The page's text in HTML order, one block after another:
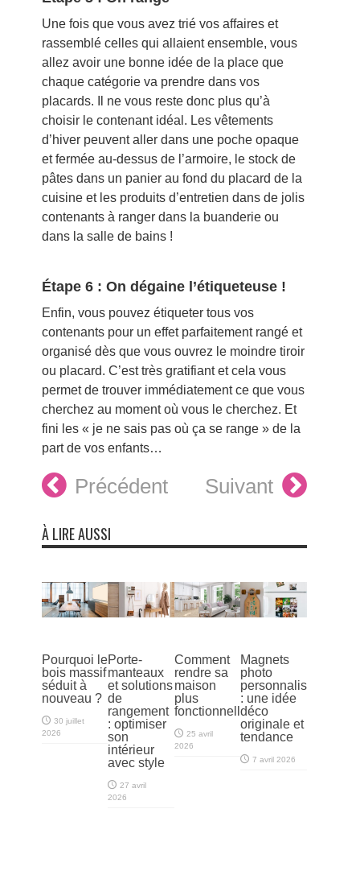
Une fois que vous avez trié vos affaires et
rassemblé celles qui allaient ensemble, vous
allez avoir une bonne idée de la place que
chaque catégorie va prendre dans vos
placards. Il ne vous reste donc plus qu’à
choisir le contenant idéal. Les vêtements
d’hiver peuvent aller dans une poche opaque
et fermée au-dessus de l’armoire, le stock de
pâtes dans un panier au fond du placard de la
cuisine et les produits d’entretien dans de jolis
contenants à ranger dans la buanderie ou
dans la salle de bains !
Étape 6 : On dégaine l’étiqueteuse !
Enfin, vous pouvez étiqueter tous vos
contenants pour un effet parfaitement rangé et
organisé dès que vous ouvrez le moindre tiroir
ou placard. C’est très gratifiant et cela vous
permet de trouver immédiatement ce que vous
cherchez au moment où vous le cherchez. Et
fini les « je ne sais pas où ça se range » de la
part de vos enfants…
Précédent Suivant
À LIRE AUSSI
Pourquoi le
bois massif
séduit à
nouveau ?
30 juillet
2026
Porte-
manteaux
et solutions
de
rangement
: optimiser
son
intérieur
avec style
27 avril
2026
Comment
rendre sa
maison
plus
fonctionnelle
25 avril
2026
Magnets
photo
personnalisés
: une idée
déco
originale et
tendance
7 avril 2026